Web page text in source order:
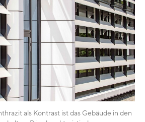
als Kontrast ist das Gebäude in den